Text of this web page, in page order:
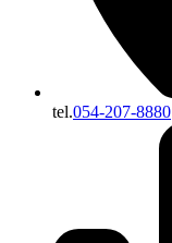
tel.054-207-8880